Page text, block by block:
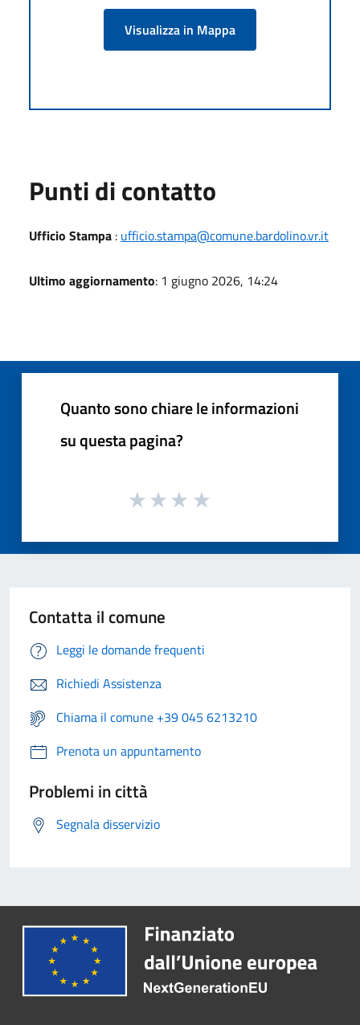
Visualizza in Mappa
Punti di contatto
Ufficio Stampa : ufficio.stampa@comune.bardolino.vr.it
Ultimo aggiornamento: 1 giugno 2026, 14:24
Quanto sono chiare le informazioni
su questa pagina?
Contatta il comune
Leggi le domande frequenti
Richiedi Assistenza
Chiama il comune +39 045 6213210
Prenota un appuntamento
Problemi in città
Segnala disservizio